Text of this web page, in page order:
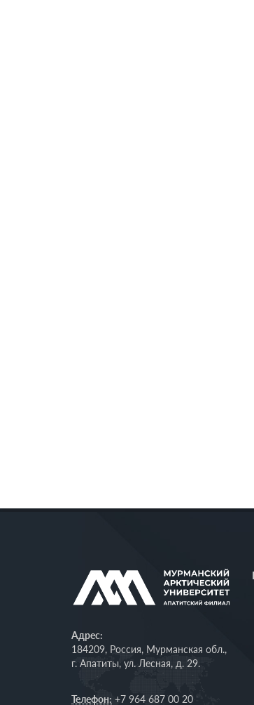
Адрес:
184209, Россия, Мурманская обл.,
г. Апатиты, ул. Лесная, д. 29.
Телефон: +7 964 687 00 20